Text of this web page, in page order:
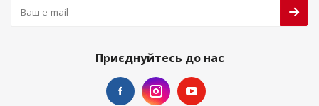
Приєднуйтесь до нас